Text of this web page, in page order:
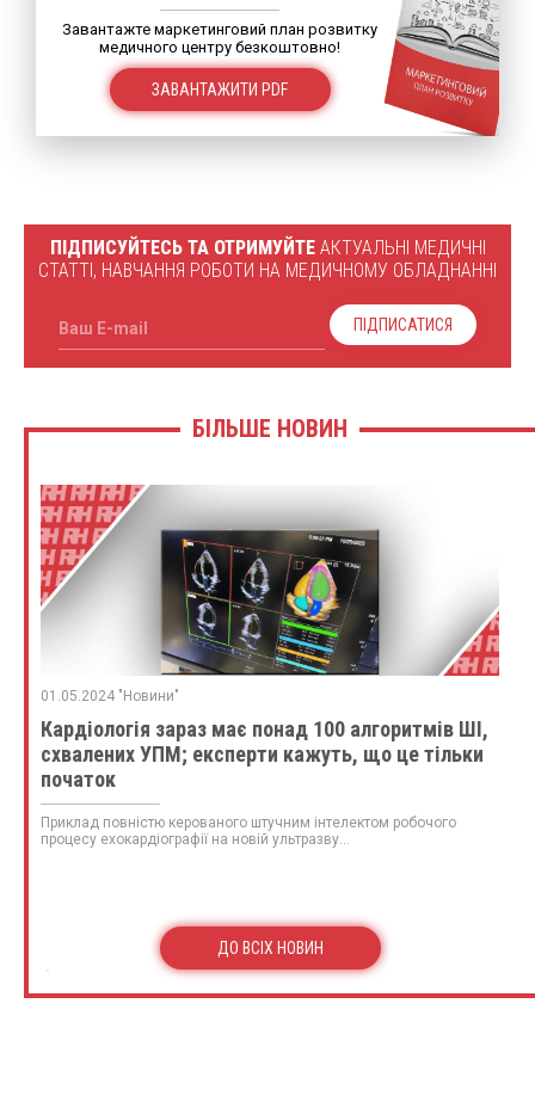
Завантажте маркетинговий план розвитку
медичного центру безкоштовно!
ЗАВАНТАЖИТИ PDF
ПІДПИСУЙТЕСЬ ТА ОТРИМУЙТЕАКТУАЛЬНІ МЕДИЧНІ
СТАТТІ, НАВЧАННЯ РОБОТИ НА МЕДИЧНОМУ ОБЛАДНАННІ
Ваш E-mail ПІДПИСАТИСЯ
БІЛЬШЕ НОВИН
01.05.2024 "Новини"
Кардіологія зараз має понад 100 алгоритмів ШІ,
схвалених УПМ; експерти кажуть, що це тільки
початок
Приклад повністю керованого штучним інтелектом робочого
процесу ехокардіографії на новій ультразву...
ДО ВСІХ НОВИН